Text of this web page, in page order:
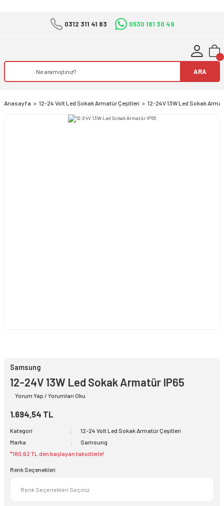
0312 311 41 83 0530 181 30 49
ARA
Anasayfa 12-24 Volt Led Sokak Armatür Çeşitleri 12-24V 13W Led Sokak
Samsung
12-24V 13W Led Sokak Armatür IP65
Yorum Yap / Yorumları Oku
1.694,54 TL
Kategori
12-24 Volt Led Sokak Armatür Çeşitleri
Marka
Samsung
*180,62 TL den başlayan taksitlerle!
Renk Seçenekleri